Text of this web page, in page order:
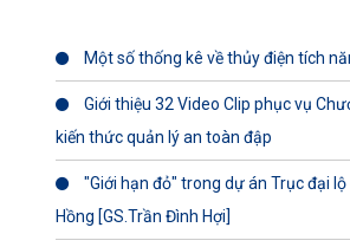
Một số thống kê về thủy điện tích
Giới thiệu 32 Video Clip phục vụ
kiến thức quản lý an toàn đập
"Giới hạn đỏ" trong dự án Trục đại
Hồng [GS.Trần Đình Hợi]